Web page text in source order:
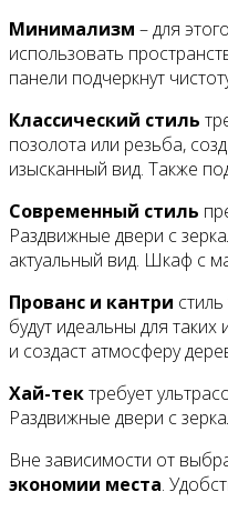
Минимализм – для
использовать
панели подчеркнут
Классический стиль
позолота или резьба,
изысканный вид. Также
Современный стиль
Раздвижные двери с
актуальный вид. Шкаф с
Прованс и кантри
будут идеальны для
и создаст атмосферу
Хай-тектребует
Раздвижные двери с
Вне зависимости от
экономии места.